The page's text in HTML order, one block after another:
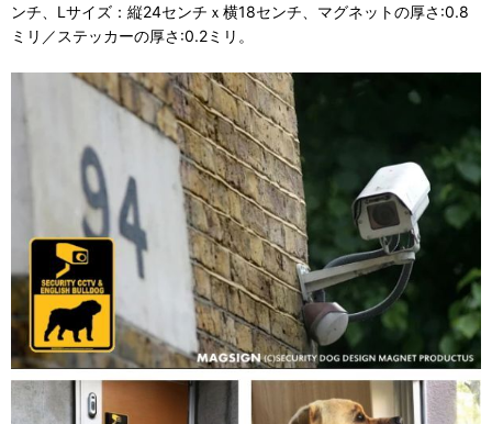
ンチ、Lサイズ：縦24センチｘ横18センチ、マグネットの厚さ:0.8
ミリ／ステッカーの厚さ:0.2ミリ。